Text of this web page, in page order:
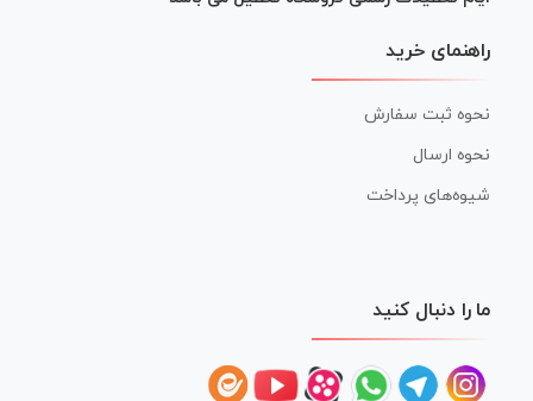
راهنمای خرید
نحوه ثبت سفارش
نحوه ارسال
شیوه‌های پرداخت
ما را دنبال کنید